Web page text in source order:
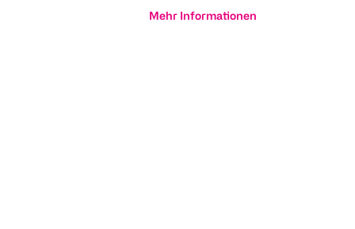
Mehr Informationen